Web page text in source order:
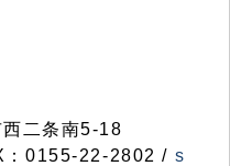
二条南5-18
0155-22-2802 / s